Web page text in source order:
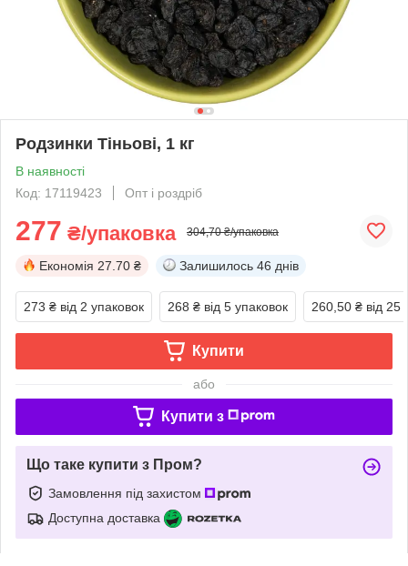
Родзинки Тіньові, 1 кг
В наявності
Код: 17119423
Опт і роздріб
277 ₴/упаковка 304,70 ₴/упаковка
Економія 27.70 ₴ Залишилось 46 днів
273 ₴ від 2 упаковок 268 ₴ від 5 упаковок 260,50 ₴ від 25
Купити
або
Купити з
Що таке купити з Пром?
Замовлення під захистом
Доступна доставка